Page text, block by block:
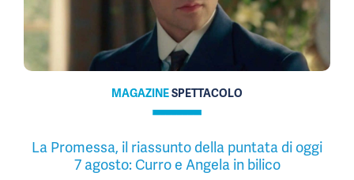
MAGAZINESPETTACOLO
La Promessa, il riassunto della puntata di oggi
7 agosto: Curro e Angela in bilico